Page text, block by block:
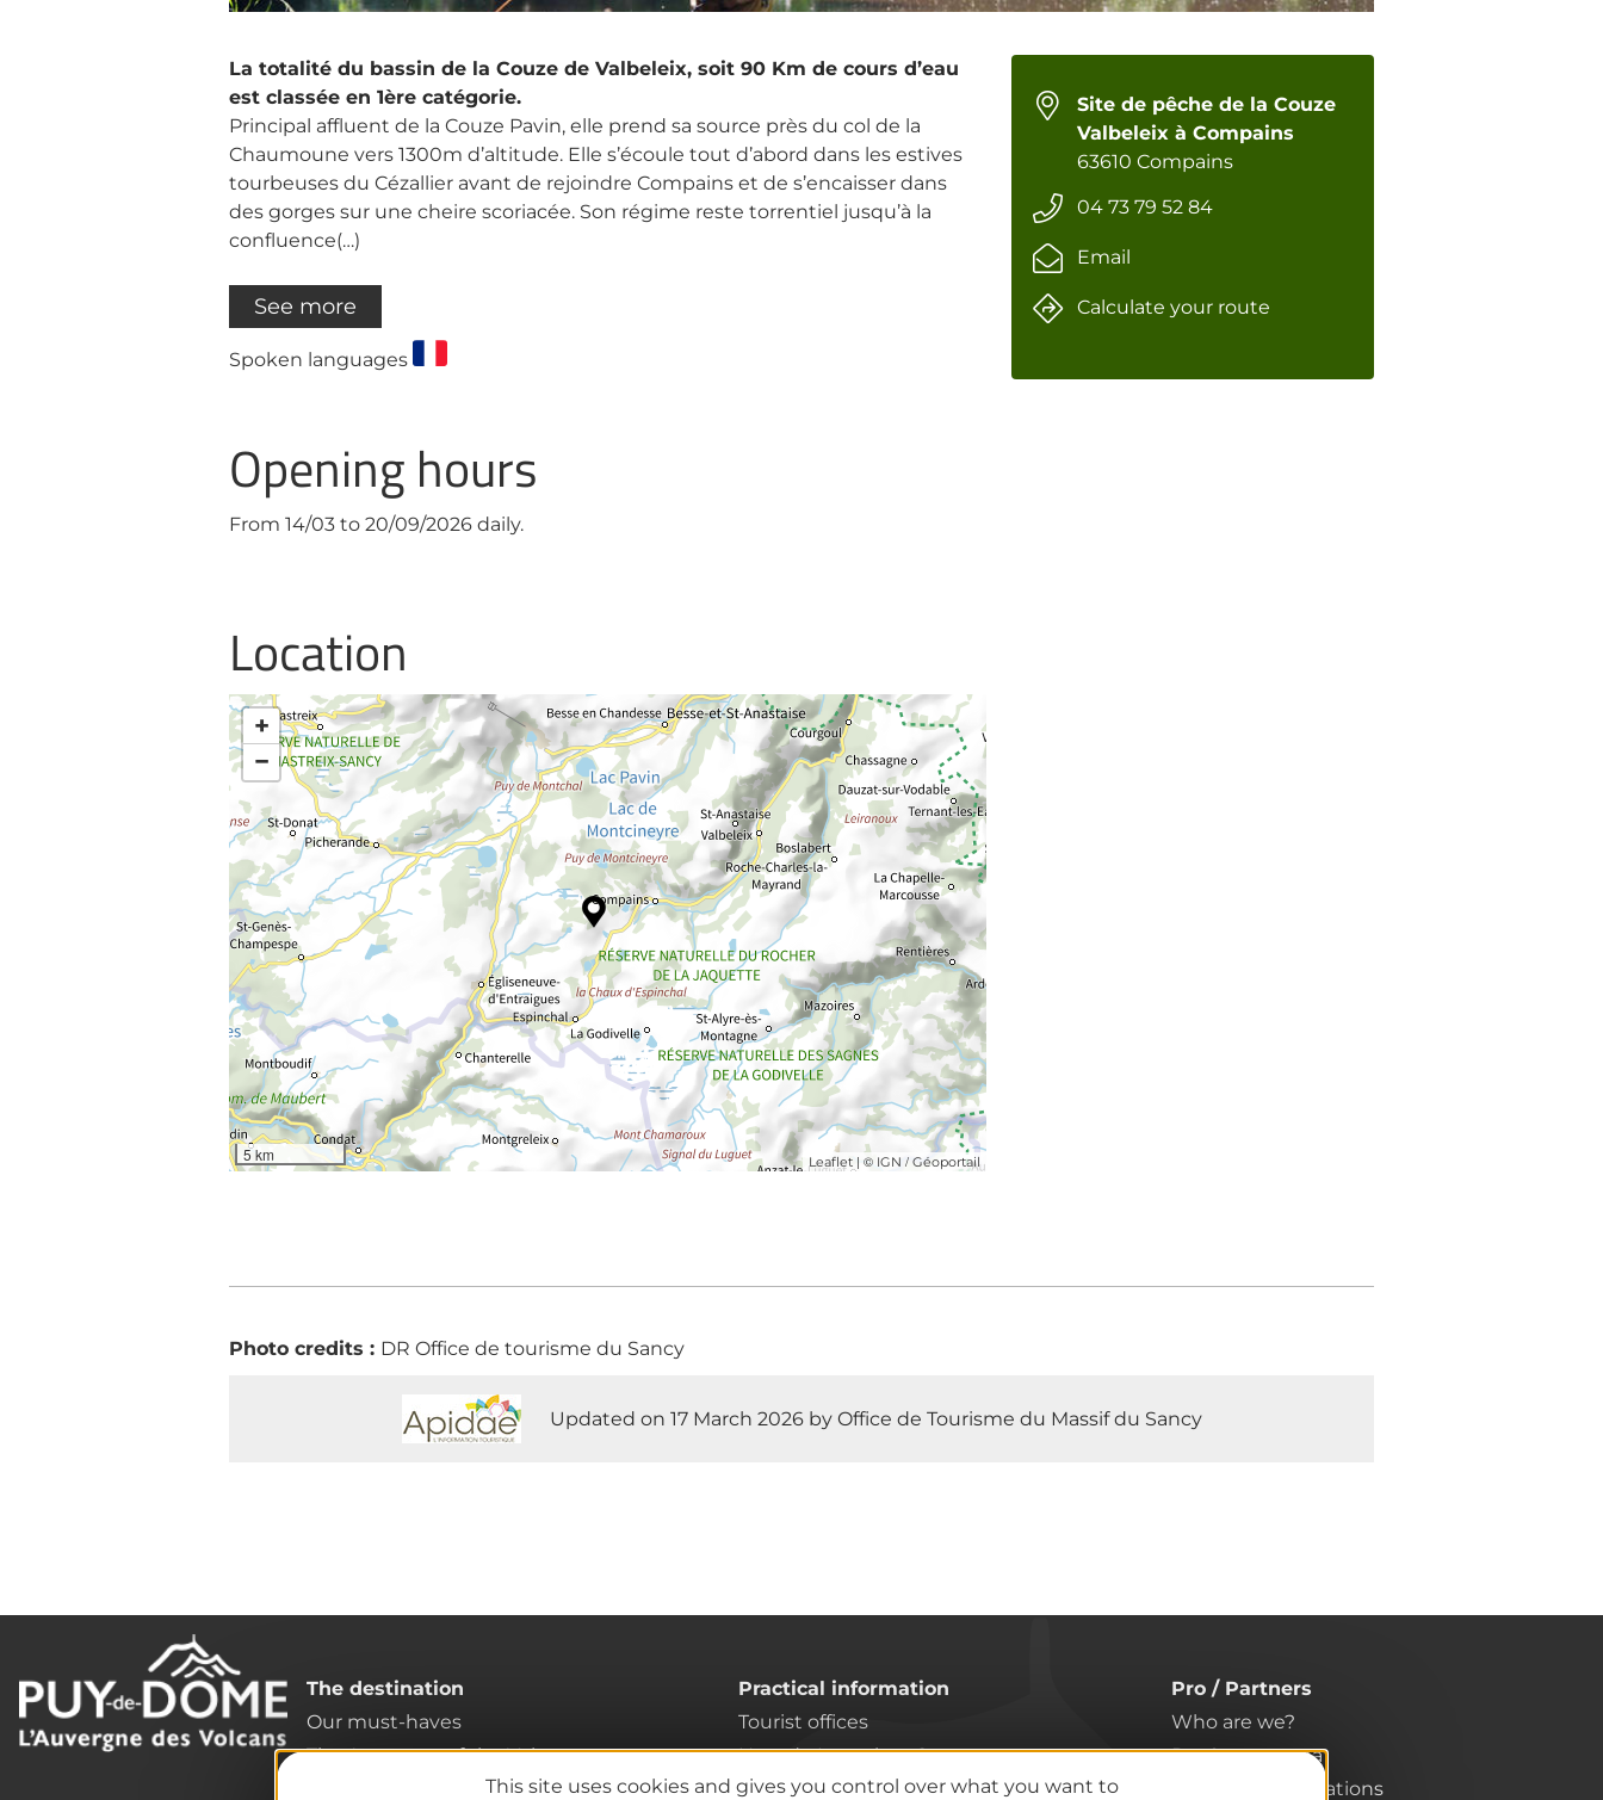
This site uses cookies and gives you control over what you want to
La totalité du bassin de la Couze de Valbeleix, soit 90 Km de cours d’eau
est classée en 1ère catégorie.
Principal affluent de la Couze Pavin, elle prend sa source près du col de la
Chaumoune vers 1300m d’altitude. Elle s’écoule tout d’abord dans les estives
tourbeuses du Cézallier avant de rejoindre Compains et de s’encaisser dans
des gorges sur une cheire scoriacée. Son régime reste torrentiel jusqu’à la
confluence(…)
See more
Spoken languages
Opening hours
From 14/03 to 20/09/2026 daily.
Location
+
−
5 km Leaflet| © IGN / Géoportail
Site de pêche de la Couze
Valbeleix à Compains
63610 Compains
04 73 79 52 84
Email
Calculate your route
Photo credits : DR Office de tourisme du Sancy
Updated on 17 March 2026 by Office de Tourisme du Massif du Sancy
The destination
Our must-haves
The Auvergne of the Volcanoes
Practical information
Tourist offices
How do I get there?
Accessible destinations
Pro / Partners
Who are we?
Pro & press area
Labels & Qualifications